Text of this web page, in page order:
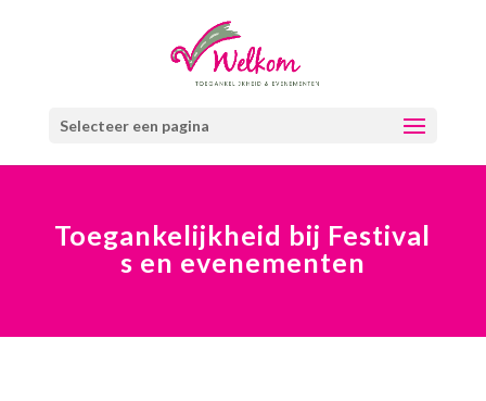
Selecteer een pagina
Toegankelijkheid bij Festival
s en evenementen